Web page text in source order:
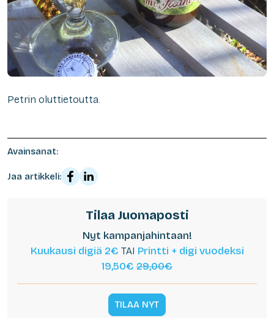
Petrin oluttietoutta.
Avainsanat:
Jaa artikkeli:
Tilaa Juomaposti
Nyt kampanjahintaan!
Kuukausi digiä 2€ TAI Printti + digi vuodeksi
19,50€ 29,00€
TILAA NYT